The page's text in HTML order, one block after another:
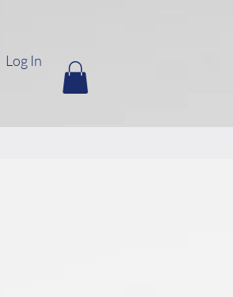
Log In